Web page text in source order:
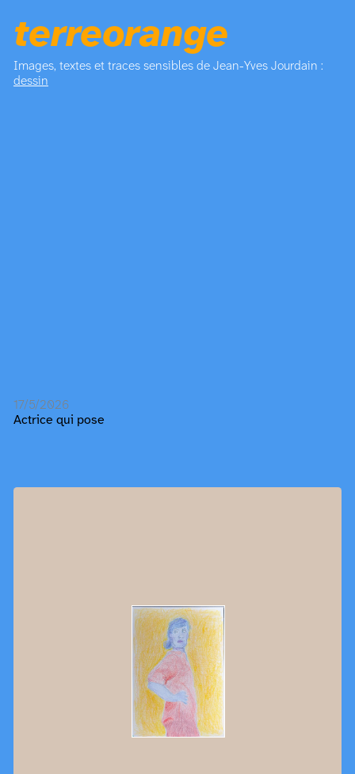
terreorange
Images, textes et traces sensibles de Jean-Yves Jourdain :
dessin
17/5/2026
Actrice qui pose